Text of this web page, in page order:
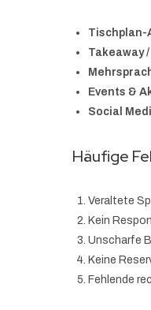
Tischplan-
Takeaway
Events &
Social
Häufige
Veraltete
Kein
Unscharfe
Keine
Fehlende